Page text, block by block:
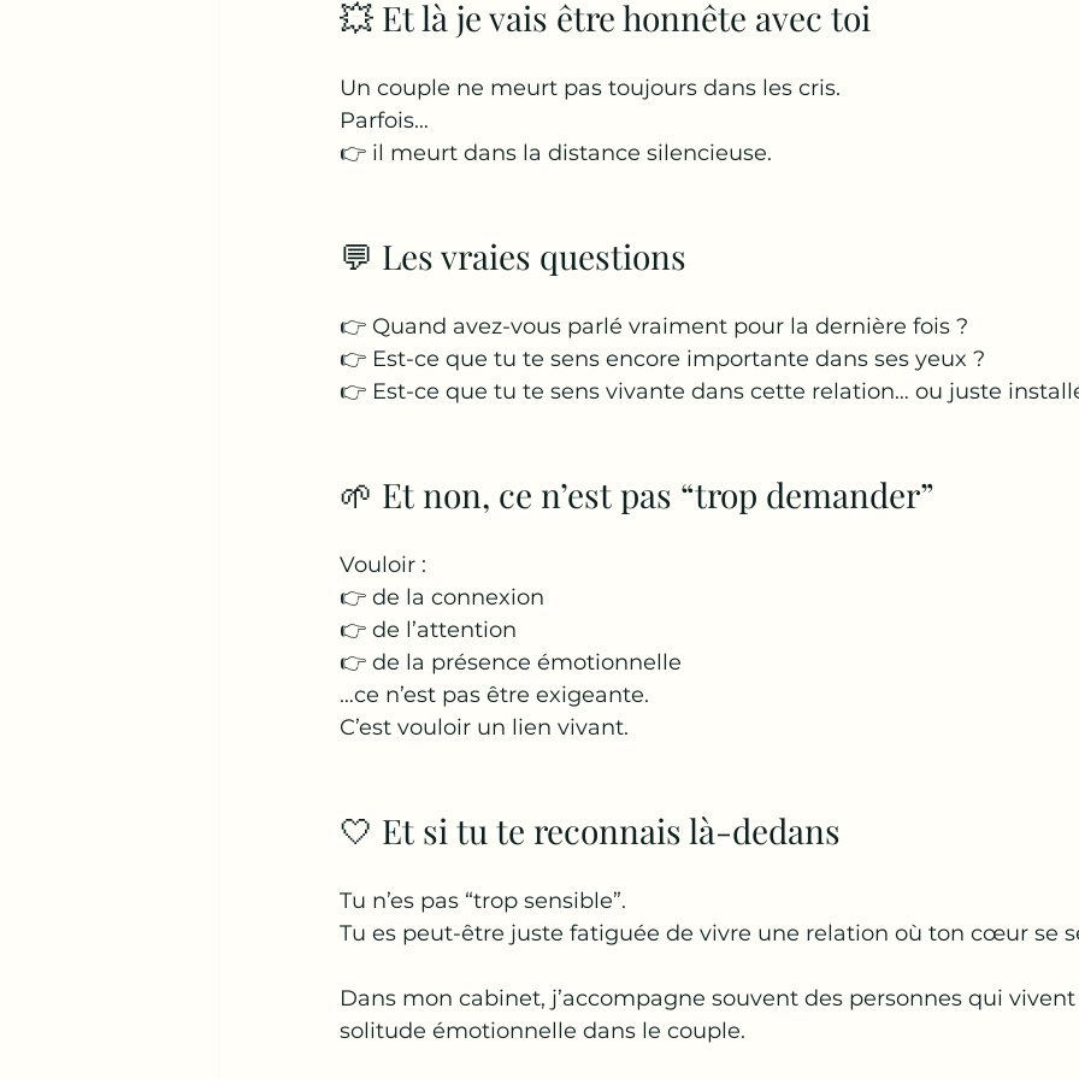
💥 Et là je vais être honnête avec toi
Un couple ne meurt pas toujours dans les cris.
Parfois…
👉 il meurt dans la distance silencieuse.
💬 Les vraies questions
👉 Quand avez-vous parlé vraiment pour la dernière fois ?
👉 Est-ce que tu te sens encore importante dans ses yeux ?
👉 Est-ce que tu te sens vivante dans cette relation… ou juste
🌱 Et non, ce n’est pas “trop demander”
Vouloir :
👉 de la connexion
👉 de l’attention
👉 de la présence émotionnelle
…ce n’est pas être exigeante.
C’est vouloir un lien vivant.
🤍 Et si tu te reconnais là-dedans
Tu n’es pas “trop sensible”.
Tu es peut-être juste fatiguée de vivre une relation où ton cœur se
Dans mon cabinet, j’accompagne souvent des personnes qui
solitude émotionnelle dans le couple.